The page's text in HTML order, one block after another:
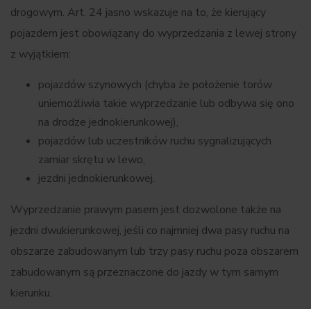
drogowym. Art. 24 jasno wskazuje na to, że kierujący
pojazdem jest obowiązany do wyprzedzania z lewej strony
z wyjątkiem:
pojazdów szynowych (chyba że położenie torów
uniemożliwia takie wyprzedzanie lub odbywa się ono
na drodze jednokierunkowej),
pojazdów lub uczestników ruchu sygnalizujących
zamiar skrętu w lewo,
jezdni jednokierunkowej.
Wyprzedzanie prawym pasem jest dozwolone także na
jezdni dwukierunkowej, jeśli co najmniej dwa pasy ruchu na
obszarze zabudowanym lub trzy pasy ruchu poza obszarem
zabudowanym są przeznaczone do jazdy w tym samym
kierunku.